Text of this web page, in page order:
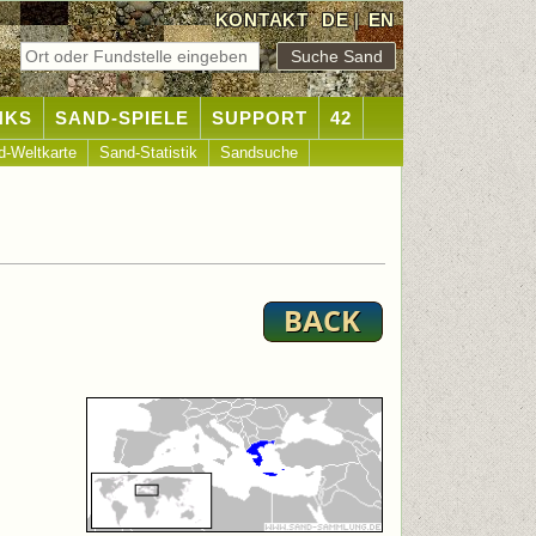
KONTAKT DE|EN
SAND-SPIELE SUPPORT 42
Weltkarte Sand-Statistik Sandsuche